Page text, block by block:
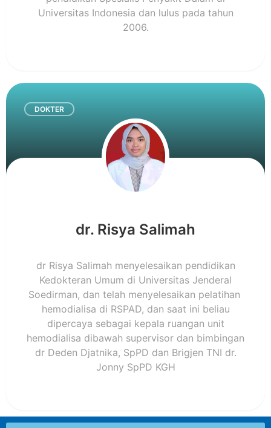
Universitas Indonesia dan lulus pada tahun
2006.
DOKTER
dr. Risya Salimah
dr Risya Salimah menyelesaikan pendidikan
Kedokteran Umum di Universitas Jenderal
Soedirman, dan telah menyelesaikan pelatihan
hemodialisa di RSPAD, dan saat ini beliau
dipercaya sebagai kepala ruangan unit
hemodialisa dibawah supervisor dan bimbingan
dr Deden Djatnika, SpPD dan Brigjen TNI dr.
Jonny SpPD KGH